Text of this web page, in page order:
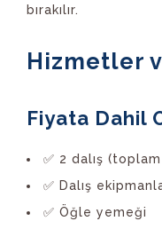
bırakılır.
Hizmetler
Fiyata Dahil
✅ 2 dalış
✅ Dalış
✅ Öğle yemeği